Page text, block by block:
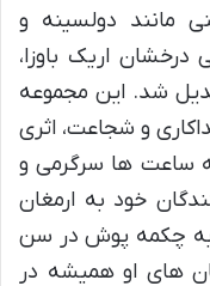
مانند دولسینه و
درخشان اریک باوزا،
شد. این مجموعه
و شجاعت، اثری
ساعت ها سرگرمی و
خود به ارمغان
چکمه پوش در سن
های او همیشه در